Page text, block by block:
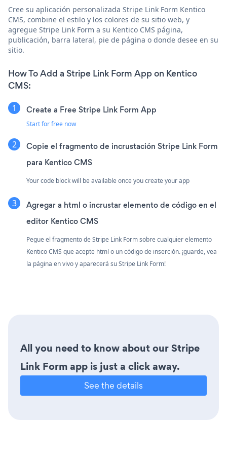
Cree su aplicación personalizada Stripe Link Form Kentico
CMS, combine el estilo y los colores de su sitio web, y
agregue Stripe Link Form a su Kentico CMS página,
publicación, barra lateral, pie de página o donde desee en su
sitio.
How To Add a Stripe Link Form App on Kentico
CMS:
Create a Free Stripe Link Form App
Start for free now
Copie el fragmento de incrustación Stripe Link Form
para Kentico CMS
Your code block will be available once you create your app
Agregar a html o incrustar elemento de código en el
editor Kentico CMS
Pegue el fragmento de Stripe Link Form sobre cualquier elemento
Kentico CMS que acepte html o un código de inserción. ¡guarde, vea
la página en vivo y aparecerá su Stripe Link Form!
All you need to know about our Stripe
Link Form app is just a click away.
See the details